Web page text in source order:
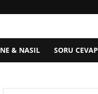
NE & NASIL SORU CEVAP